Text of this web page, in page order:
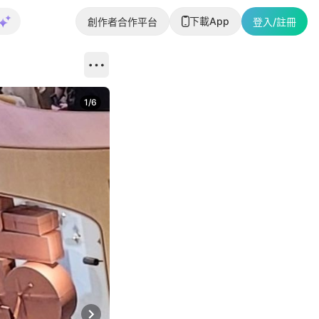
創作者合作平台 下載App 登入/註冊
1/6